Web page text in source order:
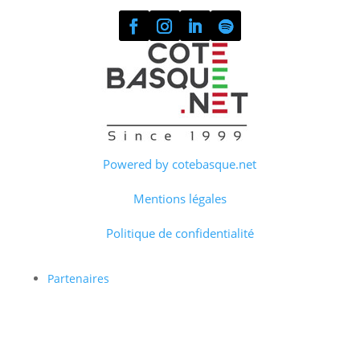
Powered by cotebasque.net
Mentions légales
Politique de confidentialité
Partenaires